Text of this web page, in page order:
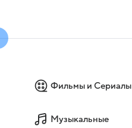
Фильмы и Сериалы
Музыкальные